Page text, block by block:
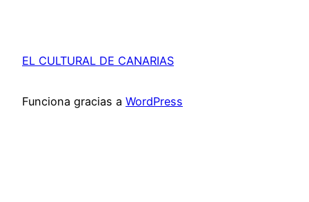
EL CULTURAL DE CANARIAS
Funciona gracias a WordPress